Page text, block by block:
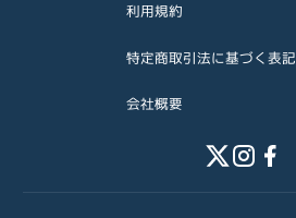
利用規約
特定商取引法に基づく表記
会社概要